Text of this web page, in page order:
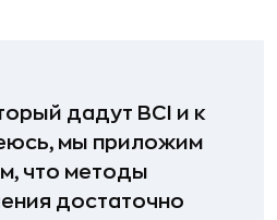
дадут BCI и к
мы приложим
что методы
достаточно